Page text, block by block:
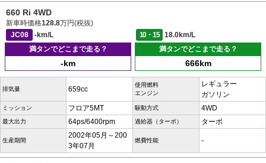
660 Ri 4WD
新車時価格128.8万円(税抜)
JC08
-km/L 10・15
18.0km/L
満タンでどこまで走る？
-km
満タンでどこまで走る？
666km
排気量 659cc
使用燃料
エンジン
レギュラー
ガソリン
ミッション フロア5MT 駆動方式 4WD
最大出力 64ps/6400rpm 過給器（ターボ） ターボ
生産期間
2002年05月～200
3年07月
燃費性能 -